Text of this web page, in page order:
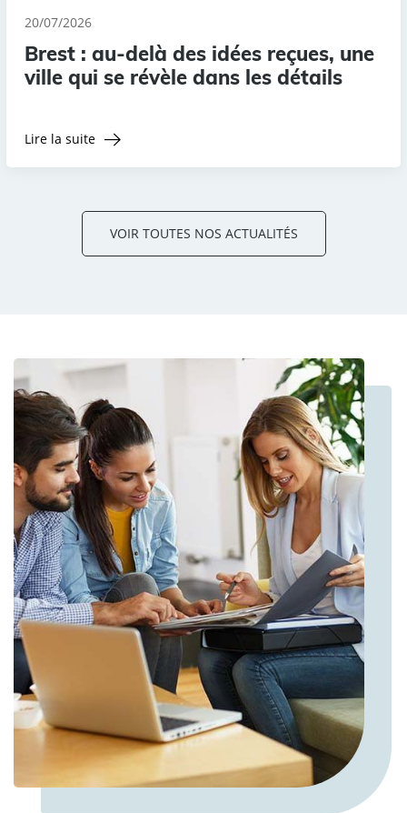
20/07/2026
Brest : au-delà des idées reçues, une
ville qui se révèle dans les détails
Lire la suite
VOIR TOUTES NOS ACTUALITÉS